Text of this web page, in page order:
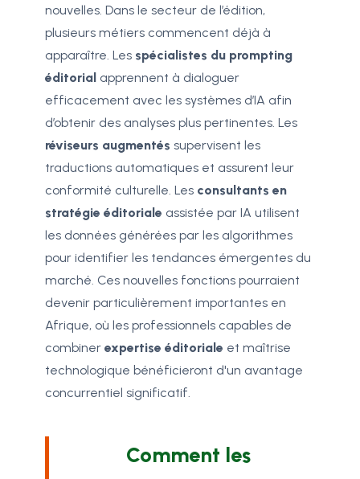
nouvelles. Dans le secteur de l’édition,
plusieurs métiers commencent déjà à
apparaître. Les spécialistes du prompting
éditorial apprennent à dialoguer
efficacement avec les systèmes d’IA afin
d’obtenir des analyses plus pertinentes. Les
réviseurs augmentés supervisent les
traductions automatiques et assurent leur
conformité culturelle. Les consultants en
stratégie éditoriale assistée par IA utilisent
les données générées par les algorithmes
pour identifier les tendances émergentes du
marché. Ces nouvelles fonctions pourraient
devenir particulièrement importantes en
Afrique, où les professionnels capables de
combiner expertise éditoriale et maîtrise
technologique bénéficieront d'un avantage
concurrentiel significatif.
Comment les